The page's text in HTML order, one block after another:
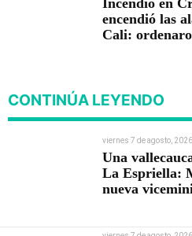
encendió las
Cali:
CONTINÚA LEYENDO
viernes 7 de agosto, 2026
Una
La Espriella:
nueva